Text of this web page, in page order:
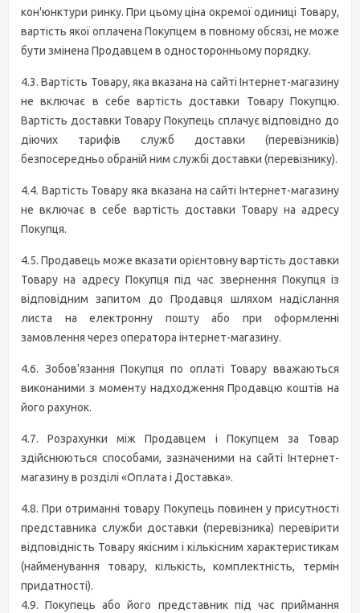
кон'юнктури ринку. При цьому ціна окремої одиниці Товару,
вартість якої оплачена Покупцем в повному обсязі, не може
бути змінена Продавцем в односторонньому порядку.
4.3. Вартість Товару, яка вказана на сайті Інтернет-магазину
не включає в себе вартість доставки Товару Покупцю.
Вартість доставки Товару Покупець сплачує відповідно до
діючих тарифів служб доставки (перевізників)
безпосередньо обраній ним службі доставки (перевізнику).
4.4. Вартість Товару яка вказана на сайті Інтернет-магазину
не включає в себе вартість доставки Товару на адресу
Покупця.
4.5. Продавець може вказати орієнтовну вартість доставки
Товару на адресу Покупця під час звернення Покупця із
відповідним запитом до Продавця шляхом надіслання
листа на електронну пошту або при оформленні
замовлення через оператора інтернет-магазину.
4.6. Зобов'язання Покупця по оплаті Товару вважаються
виконаними з моменту надходження Продавцю коштів на
його рахунок.
4.7. Розрахунки між Продавцем і Покупцем за Товар
здійснюються способами, зазначеними на сайті Інтернет-
магазину в розділі «Оплата і Доставка».
4.8. При отриманні товару Покупець повинен у присутності
представника служби доставки (перевізника) перевірити
відповідність Товару якісним і кількісним характеристикам
(найменування товару, кількість, комплектність, термін
придатності).
4.9. Покупець або його представник під час приймання